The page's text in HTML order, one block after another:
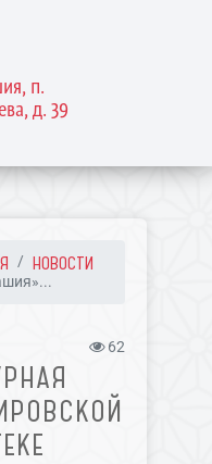
п.
д. 39
НОВОСТИ
62